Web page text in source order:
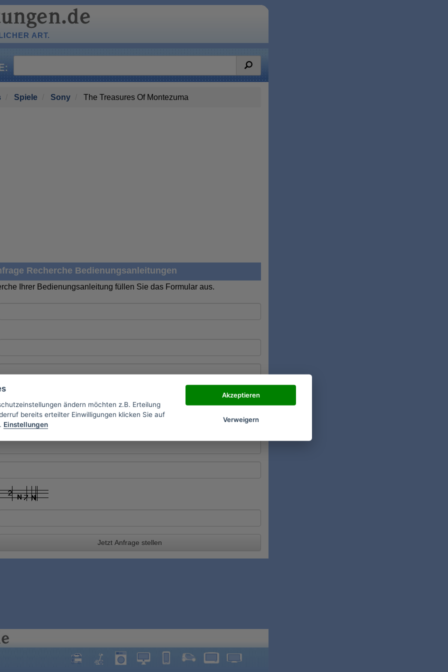
ART.
Spiele Sony The Treasures Of Montezuma
Recherche Bedienungsanleitungen
Ihrer Bedienungsanleitung füllen Sie das Formular aus.
Jetzt Anfrage stellen
ändern möchten z.B. Erteilung
bereits erteilter Einwilligungen klicken Sie auf
Einstellungen
Akzeptieren
Verweigern